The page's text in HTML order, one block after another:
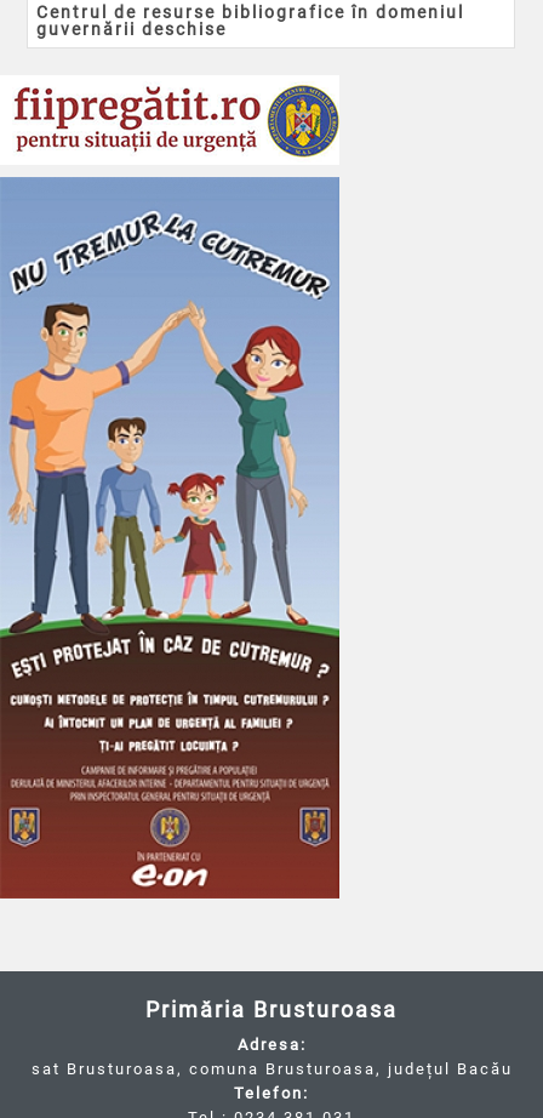
Centrul de resurse bibliografice în domeniul
guvernării deschise
Primăria Brusturoasa
Adresa:
sat Brusturoasa, comuna Brusturoasa, județul Bacău
Telefon: